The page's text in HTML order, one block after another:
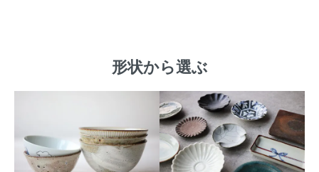
形状から選ぶ